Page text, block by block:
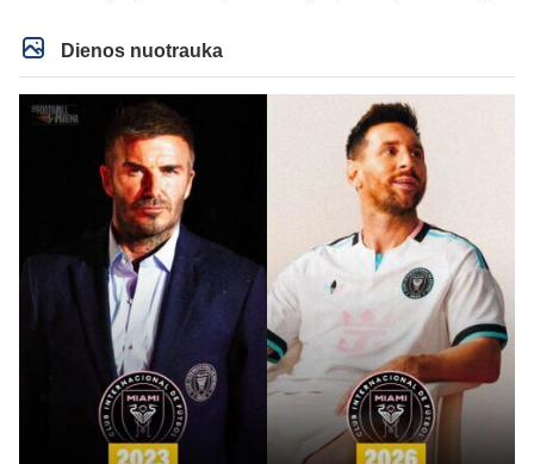
Dienos nuotrauka